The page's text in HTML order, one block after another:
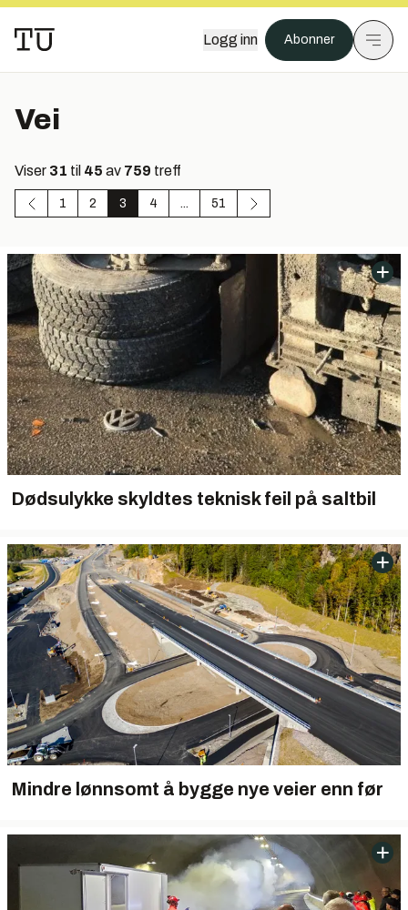
Logg inn Abonner
Vei
Viser 31 til 45 av 759 treff
1 2 3 4 ... 51
Dødsulykke skyldtes teknisk feil på saltbil
Mindre lønnsomt å bygge nye veier enn før